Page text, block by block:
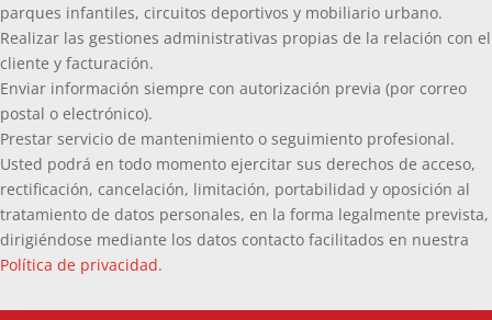
parques infantiles, circuitos deportivos y mobiliario urbano.
Realizar las gestiones administrativas propias de la relación con el
cliente y facturación.
Enviar información siempre con autorización previa (por correo
postal o electrónico).
Prestar servicio de mantenimiento o seguimiento profesional.
Usted podrá en todo momento ejercitar sus derechos de acceso,
rectificación, cancelación, limitación, portabilidad y oposición al
tratamiento de datos personales, en la forma legalmente prevista,
dirigiéndose mediante los datos contacto facilitados en nuestra
Política de privacidad.